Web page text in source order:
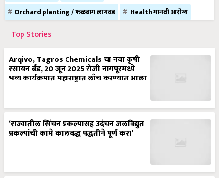
Orchard planting / फळबाग लागवड
Health मानवी आरोग्य
Top Stories
Arqivo, Tagros Chemicals चा नवा कृषी
रसायन ब्रँड, 20 जून 2025 रोजी नागपूरमध्ये
भव्य कार्यक्रमात महाराष्ट्रात लाँच करण्यात आला
‘राज्यातील सिंचन प्रकल्पासह उदंचन जलविद्युत
प्रकल्पांची कामे कालबद्ध पद्धतीने पूर्ण करा’